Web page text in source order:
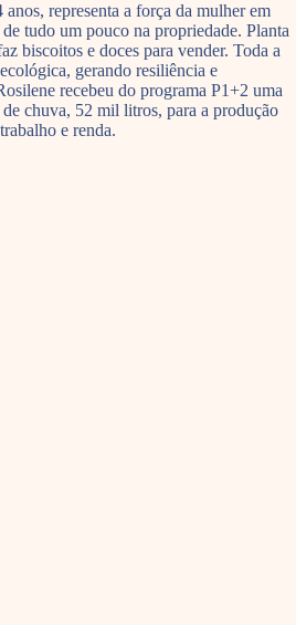
representa a força da mulher em
tudo um pouco na propriedade. Planta
biscoitos e doces para vender. Toda a
gerando resiliência e
recebeu do programa P1+2 uma
de chuva, 52 mil litros, para a produção
e renda.